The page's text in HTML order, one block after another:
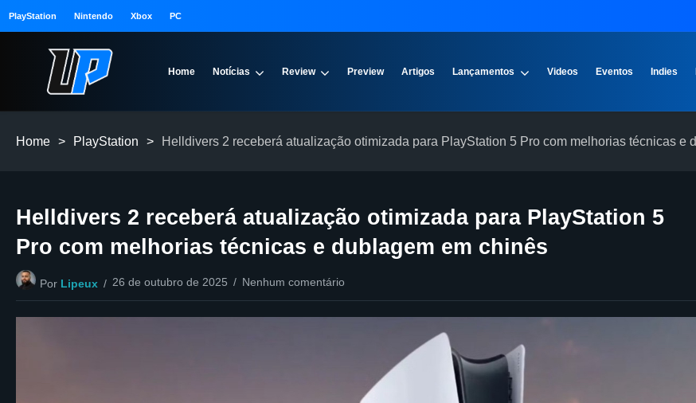
PlayStation Nintendo Xbox PC
Home Notícias Review Preview Artigos Lançamentos Videos Eventos Indies
Home > PlayStation > Helldivers 2 receberá atualização otimizada para PlayStation 5 Pro com melhorias técnicas e
Helldivers 2 receberá atualização otimizada para PlayStation 5
Pro com melhorias técnicas e dublagem em chinês
Por Lipeux 26 de outubro de 2025 Nenhum comentário